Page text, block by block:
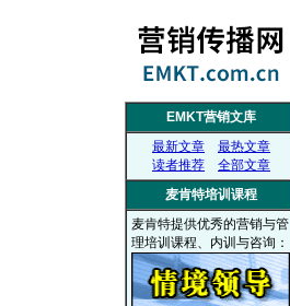
EMKT营销文库
最新文章
最热文章
读者推荐
全部文章
麦肯特培训课程
麦肯特提供优秀的营销与管
理培训课程、内训与咨询：